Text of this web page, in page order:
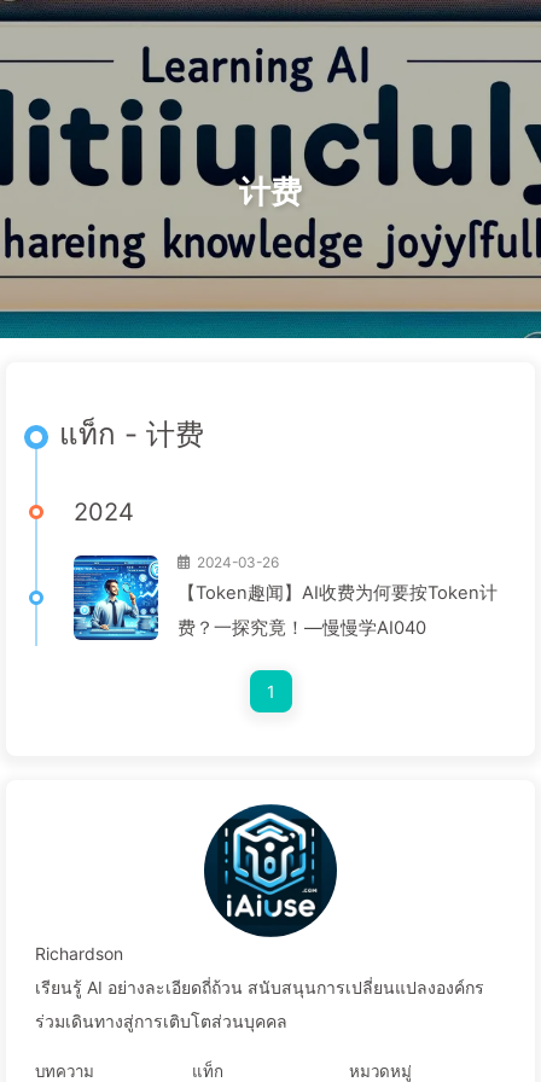
ค้นหา หน้าแรก ที่เก็บ แท็ก หมวดหมู่
ลิงก์ เกี่ยวกับเรา 🇹🇭 ไทย
计费
แท็ก - 计费
2024
2024-03-26
【Token趣闻】AI收费为何要按Token计
费？一探究竟！—慢慢学AI040
1
Richardson
เรียนรู้ AI อย่างละเอียดถี่ถ้วน สนับสนุนการเปลี่ยนแปลงองค์กร
ร่วมเดินทางสู่การเติบโตส่วนบุคคล
บทความ แท็ก หมวดหมู่